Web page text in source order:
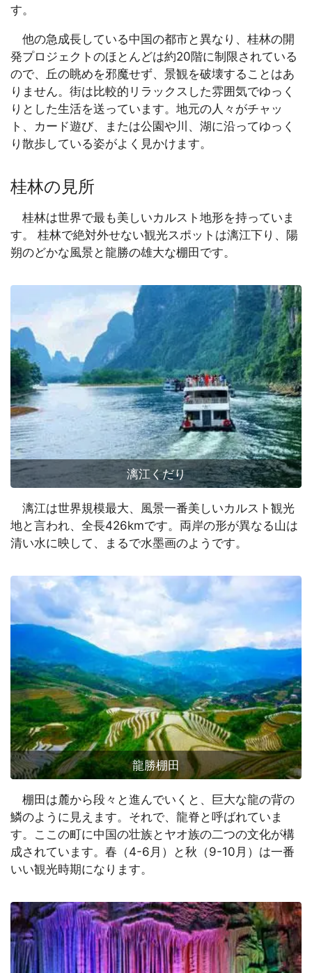
す。
他の急成長している中国の都市と異なり、桂林の開
発プロジェクトのほとんどは約20階に制限されている
ので、丘の眺めを邪魔せず、景観を破壊することはあ
りません。街は比較的リラックスした雰囲気でゆっく
りとした生活を送っています。地元の人々がチャッ
ト、カード遊び、または公園や川、湖に沿ってゆっく
り散歩している姿がよく見かけます。
桂林の見所
桂林は世界で最も美しいカルスト地形を持っていま
す。 桂林で絶対外せない観光スポットは漓江下り、陽
朔のどかな風景と龍勝の雄大な棚田です。
漓江くだり
漓江は世界規模最大、風景一番美しいカルスト観光
地と言われ、全長426kmです。両岸の形が異なる山は
清い水に映して、まるで水墨画のようです。
龍勝棚田
棚田は麓から段々と進んでいくと、巨大な龍の背の
鱗のように見えます。それで、龍脊と呼ばれていま
す。ここの町に中国の壮族とヤオ族の二つの文化が構
成されています。春（4-6月）と秋（9-10月）は一番
いい観光時期になります。